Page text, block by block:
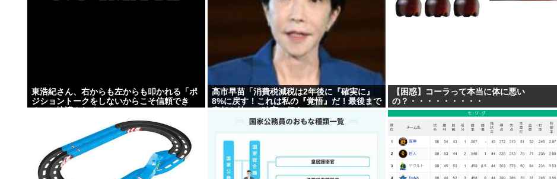
東浩紀さん、右からも左からも叩かれる「ポ
ジショントークをしないからこそ信頼でき
高市早苗「消費税減税は2年後に『確実に』
8%に戻す！これは私の『覚悟』だ！最後まで
【困惑】コーラって本当に体に悪い
の？・・・・・・・・・